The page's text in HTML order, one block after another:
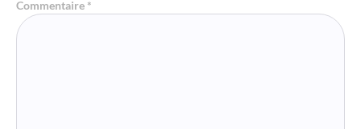
Commentaire *